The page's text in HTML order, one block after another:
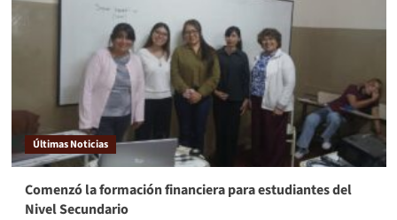
Últimas Noticias
Comenzó la formación financiera para estudiantes del
Nivel Secundario